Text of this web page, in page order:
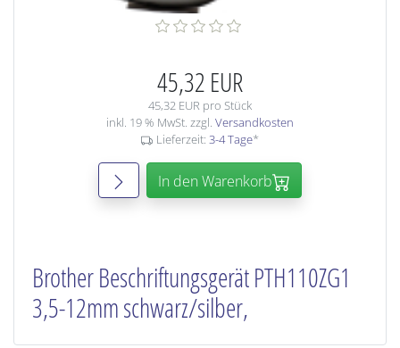
45,32 EUR
45,32 EUR pro Stück
inkl. 19 % MwSt. zzgl. Versandkosten
Lieferzeit: 3-4 Tage*
In den Warenkorb
Brother Beschriftungsgerät PTH110ZG1
3,5-12mm schwarz/silber,